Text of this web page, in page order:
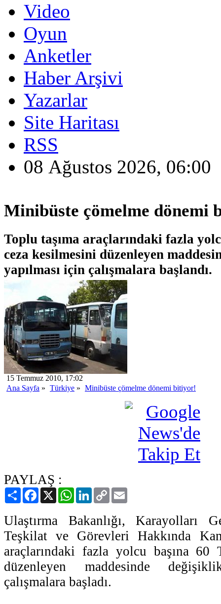
Video
Oyun
Anketler
Haber Arşivi
Yazarlar
Site Haritası
RSS
08 Ağustos 2026, 06:00
Minibüste çömelme dönemi
Toplu taşıma araçlarındaki fazla
ceza kesilmesini düzenleyen
yapılması için çalışmalara başlandı.
15 Temmuz 2010, 17:02
Ana Sayfa » Türkiye » Minibüste çömelme dönemi bitiyor!
PAYLAŞ :
PaylaşFacebook
X WhatsAppLinkedIn
Copy
Link
Ulaştırma Bakanlığı, Karayolları
Teşkilat ve Görevleri Hakkında
araçlarındaki fazla yolcu başına 60
düzenleyen maddesinde
çalışmalara başladı.